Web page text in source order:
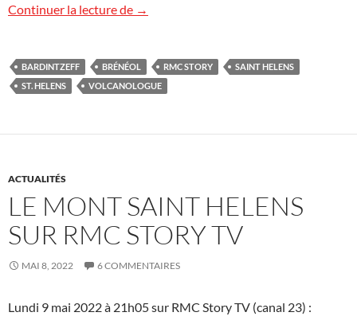
Continuer la lecture de Saint Helens : le replay
→
BARDINTZEFF BRÉNÉOL RMC STORY
SAINT HELENS
ST. HELENS
VOLCANOLOGUE
ACTUALITÉS
LE MONT SAINT HELENS
SUR RMC STORY TV
MAI 8, 2022 6 COMMENTAIRES
Lundi 9 mai 2022 à 21h05 sur RMC Story TV (canal 23) :